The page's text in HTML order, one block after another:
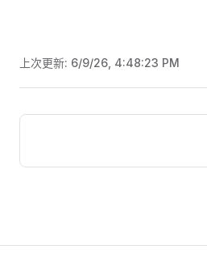
上次更新: 6/9/26, 4:48:23 PM
Pager